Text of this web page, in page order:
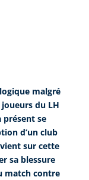
malgré
du LH
présent se
d’un club
sur cette
sa blessure
match contre